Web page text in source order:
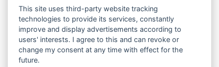
Schreinerinnung Trier-Saarburg entstanden.
Satzungsgemäßes Ziel des gemeinnützigen Vereins
ist die Realisierung sozialer Projekte. Dabei spielt die
Förderung schulischer und beruflicher Ausbildung
eine tragende Rolle.
This site uses third-party website tracking
technologies to provide its services, constantly
improve and display advertisements according to
users' interests. I agree to this and can revoke or
change my consent at any time with effect for the
future.